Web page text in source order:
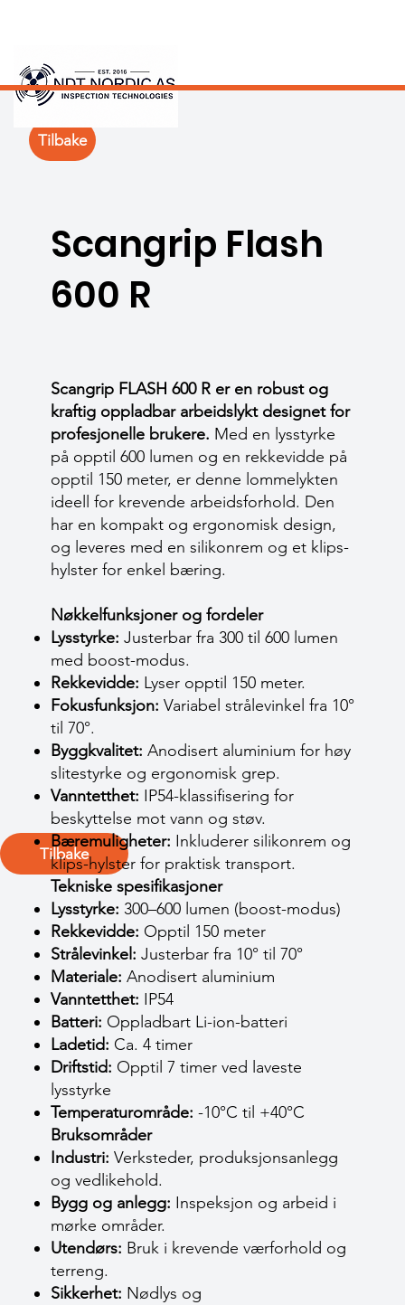
Tilbake
Scangrip Flash
600 R
Scangrip FLASH 600 R er en robust og
kraftig oppladbar arbeidslykt designet for
profesjonelle brukere. Med en lysstyrke
på opptil 600 lumen og en rekkevidde på
opptil 150 meter, er denne lommelykten
ideell for krevende arbeidsforhold. Den
har en kompakt og ergonomisk design,
og leveres med en silikonrem og et klips-
hylster for enkel bæring.
Nøkkelfunksjoner og fordeler
Lysstyrke: Justerbar fra 300 til 600 lumen
med boost-modus.
Rekkevidde: Lyser opptil 150 meter.
Fokusfunksjon: Variabel strålevinkel fra 10°
til 70°.
Byggkvalitet: Anodisert aluminium for høy
slitestyrke og ergonomisk grep.
Vanntetthet: IP54-klassifisering for
beskyttelse mot vann og støv.
Bæremuligheter: Inkluderer silikonrem og
klips-hylster for praktisk transport.
Tekniske spesifikasjoner
Lysstyrke: 300–600 lumen (boost-modus)
Rekkevidde: Opptil 150 meter
Strålevinkel: Justerbar fra 10° til 70°
Materiale: Anodisert aluminium
Vanntetthet: IP54
Batteri: Oppladbart Li-ion-batteri
Ladetid: Ca. 4 timer
Driftstid: Opptil 7 timer ved laveste
lysstyrke
Temperaturområde: -10°C til +40°C
Bruksområder
Industri: Verksteder, produksjonsanlegg
og vedlikehold.
Bygg og anlegg: Inspeksjon og arbeid i
mørke områder.
Utendørs: Bruk i krevende værforhold og
terreng.
Sikkerhet: Nødlys og
Tilbake